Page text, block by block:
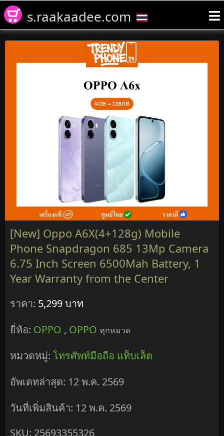
s.raakaadee.com
[New] Oppo A6X(4+128g) Mobile
Phone Snapdragon 685 13Mp Camera
6.75 Inch Screen 6500Mah Battery, 1
Year Warranty from the Center
ราคา: 5,299 บาท
ยี่ห้อ: OPPO , OPPO ทุกหมวด
หมวดหมู่: โทรศัพท์มือถือ แท็บเล็ต
อัพเดทล่าสุด: 12 พ.ค. 2569
วันที่เพิ่มสินค้า: 12 พ.ค. 2569
SKU: 25693355326